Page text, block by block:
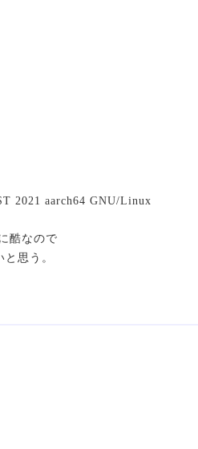
2021 aarch64 GNU/Linux
酷なので
思う。